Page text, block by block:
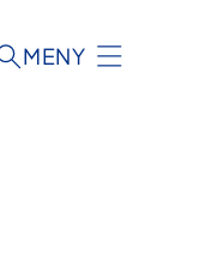
MENY